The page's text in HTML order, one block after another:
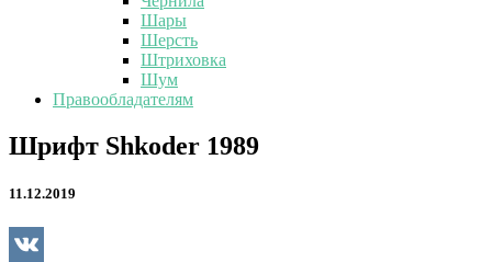
Шары
Шерсть
Штриховка
Шум
Правообладателям
Шрифт
Shkoder
Шрифт Shkoder 1989
11.12.2019